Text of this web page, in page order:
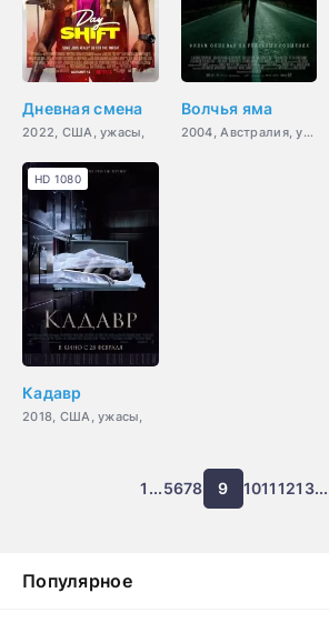
Дневная смена
2022, США, ужасы,
Волчья яма
2004, Австралия, ужасы,
Кадавр
2018, США, ужасы,
HD 1080
1 ...5678 9 10111213...
Популярное